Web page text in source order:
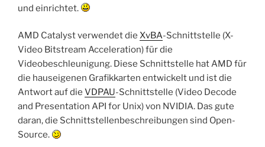
und einrichtet.
AMD Catalyst verwendet die XvBA-Schnittstelle (X-
Video Bitstream Acceleration) für die
Videobeschleunigung. Diese Schnittstelle hat AMD für
die hauseigenen Grafikkarten entwickelt und ist die
Antwort auf die VDPAU-Schnittstelle (Video Decode
and Presentation API for Unix) von NVIDIA. Das gute
daran, die Schnittstellenbeschreibungen sind Open-
Source.